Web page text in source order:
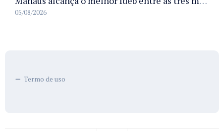
05/08/2026
Termo de uso